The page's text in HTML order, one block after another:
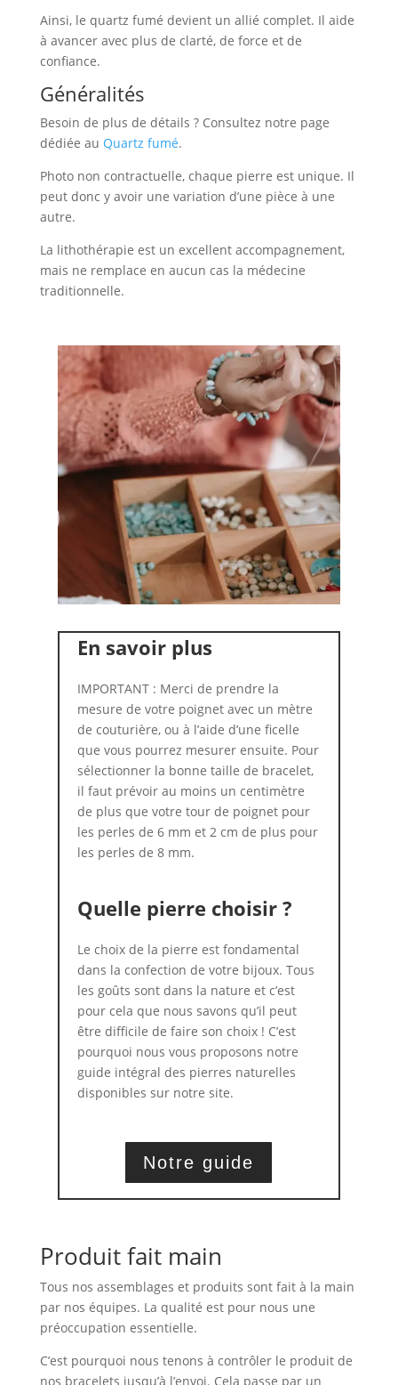
Ainsi, le quartz fumé devient un allié complet. Il aide
à avancer avec plus de clarté, de force et de
confiance.
Généralités
Besoin de plus de détails ? Consultez notre page
dédiée au Quartz fumé.
Photo non contractuelle, chaque pierre est unique. Il
peut donc y avoir une variation d’une pièce à une
autre.
La lithothérapie est un excellent accompagnement,
mais ne remplace en aucun cas la médecine
traditionnelle.
En savoir plus
IMPORTANT : Merci de prendre la
mesure de votre poignet avec un mètre
de couturière, ou à l’aide d’une ficelle
que vous pourrez mesurer ensuite. Pour
sélectionner la bonne taille de bracelet,
il faut prévoir au moins un centimètre
de plus que votre tour de poignet pour
les perles de 6 mm et 2 cm de plus pour
les perles de 8 mm.
Quelle pierre choisir ?
Le choix de la pierre est fondamental
dans la confection de votre bijoux. Tous
les goûts sont dans la nature et c’est
pour cela que nous savons qu’il peut
être difficile de faire son choix ! C’est
pourquoi nous vous proposons notre
guide intégral des pierres naturelles
disponibles sur notre site.
Notre guide
Produit fait main
Tous nos assemblages et produits sont fait à la main
par nos équipes. La qualité est pour nous une
préoccupation essentielle.
C’est pourquoi nous tenons à contrôler le produit de
nos bracelets jusqu’à l’envoi. Cela passe par un